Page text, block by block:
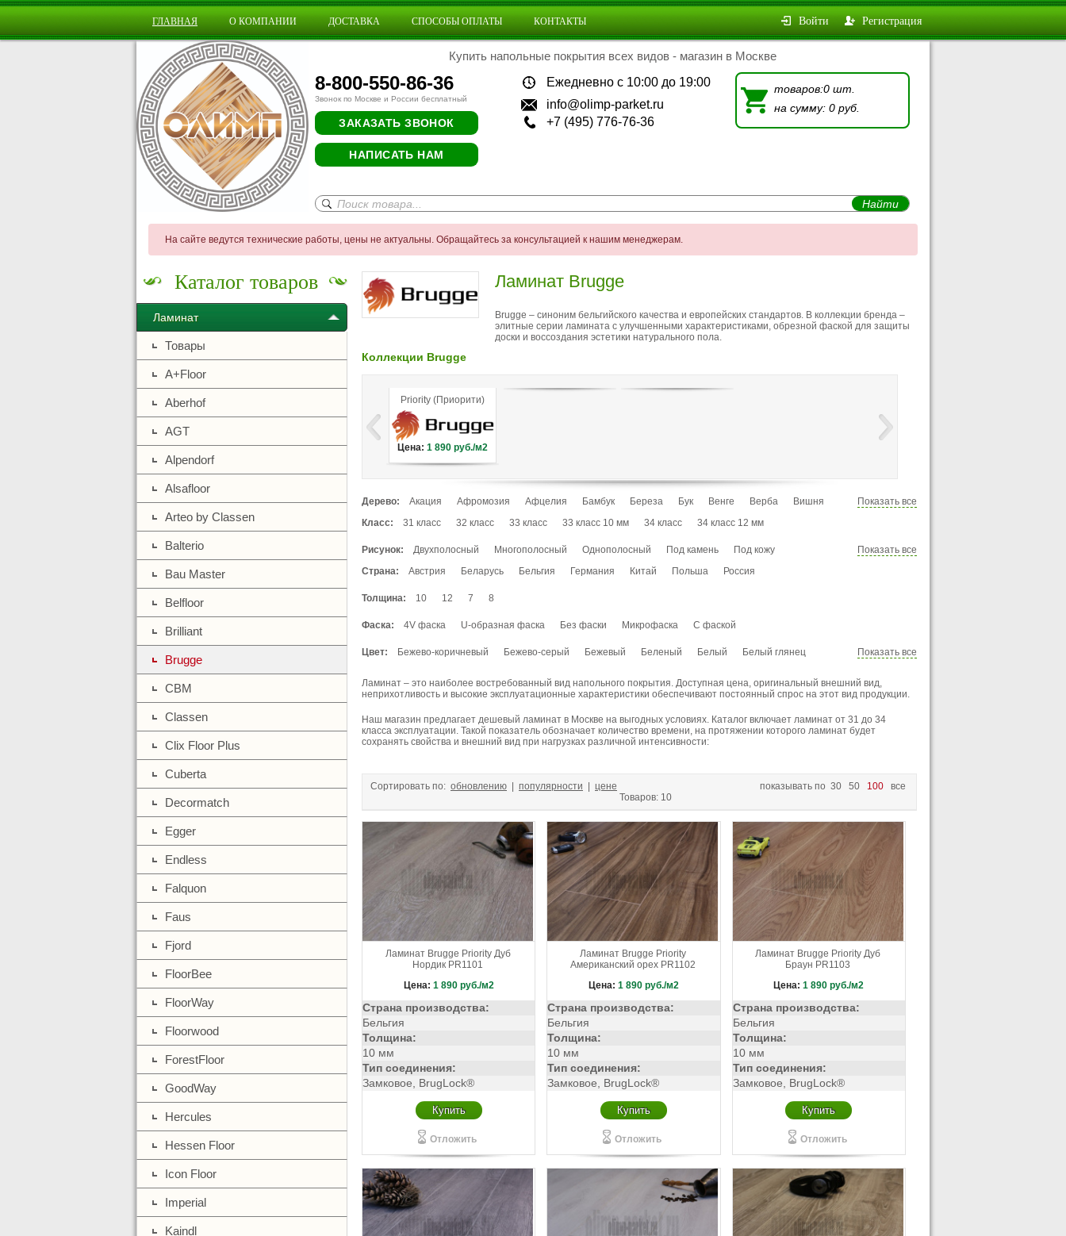
ГЛАВНАЯ О КОМПАНИИ ДОСТАВКА СПОСОБЫ ОПЛАТЫ КОНТАКТЫ Войти Регистрация
Купить напольные покрытия всех видов - магазин в Москве
8-800-550-86-36
Звонок по Москве и России бесплатный
ЗАКАЗАТЬ ЗВОНОК
НАПИСАТЬ НАМ
Ежедневно с 10:00 до 19:00
info@olimp-parket.ru
+7 (495) 776-76-36
товаров:0 шт.
на сумму: 0 руб.
На сайте ведутся технические работы, цены не актуальны. Обращайтесь за консультацией к нашим менеджерам.
Каталог товаров
Ламинат
Товары
A+Floor
Aberhof
AGT
Alpendorf
Alsafloor
Arteo by Classen
Balterio
Bau Master
Belfloor
Brilliant
Brugge
CBM
Classen
Clix Floor Plus
Cuberta
Decormatch
Egger
Endless
Falquon
Faus
Fjord
FloorBee
FloorWay
Floorwood
ForestFloor
GoodWay
Hercules
Hessen Floor
Icon Floor
Imperial
Kaindl
Ламинат Brugge
Brugge – синоним бельгийского качества и европейских стандартов. В коллекции бренда –
элитные серии ламината с улучшенными характеристиками, обрезной фаской для защиты
доски и воссоздания эстетики натурального пола.
Коллекции Brugge
Priority (Приорити)
Цена: 1 890 руб./м2
Дерево: Акация Афромозия Афцелия Бамбук Береза Бук Венге Верба
Вишня
Вяз
Гикори Граб Груша Дуб Дуссие Ель Зебрано Ироко
Лиственница
Лоза Магнолия Махагон Мербау Олива Ольха Орех
Падук
Палисандр Панга-панга Пекан Пиния Сакупира Секвойя
Показать все
Класс:
31 класс 32 класс 33 класс 33 класс 10 мм 34 класс 34 класс 12 мм
Рисунок: Двухполосный Многополосный Однополосный Под камень
Под кожу
Под мрамор
Под плитку Художественный
Показать все
Страна:
Австрия Беларусь Бельгия Германия Китай Польша Россия
Толщина: 10 12 7 8
Фаска: 4V фаска U-образная фаска Без фаски Микрофаска С фаской
Цвет: Бежево-коричневый Бежево-серый Бежевый Беленый Белый
Белый глянец
Дуб темно-желтый
Желтый Зеленый Коричнево-рыжий
Коричнево-серый
Рыжий
Светло-бежевый Светло-бежевый с коричневым
Светло-желтый
Светло-коричневый
Светло-серый Светлый Светлый венге
Темный венге
Черно-белый Черно-серый
Черный с желтым
Показать все
Ламинат – это наиболее востребованный вид напольного покрытия. Доступная цена, оригинальный внешний вид,
неприхотливость и высокие эксплуатационные характеристики обеспечивают постоянный спрос на этот вид продукции.
Наш магазин предлагает дешевый ламинат в Москве на выгодных условиях. Каталог включает ламинат от 31 до 34
класса эксплуатации. Такой показатель обозначает количество времени, на протяжении которого ламинат будет
сохранять свойства и внешний вид при нагрузках различной интенсивности:
Сортировать по: обновлению популярности цене показывать по 30 50 100
все
Товаров: 10
Ламинат Brugge Priority Дуб
Нордик PR1101
Цена: 1 890 руб./м2
Страна производства:
Бельгия
Толщина:
10 мм
Тип соединения:
Замковое, BrugLock®
Купить
Отложить
Ламинат Brugge Priority
Американский орех PR1102
Цена: 1 890 руб./м2
Страна производства:
Бельгия
Толщина:
10 мм
Тип соединения:
Замковое, BrugLock®
Купить
Отложить
Ламинат Brugge Priority Дуб
Браун PR1103
Цена: 1 890руб./м2
Страна производства:
Бельгия
Толщина:
10 мм
Тип соединения:
Замковое, BrugLock®
Купить
Отложить